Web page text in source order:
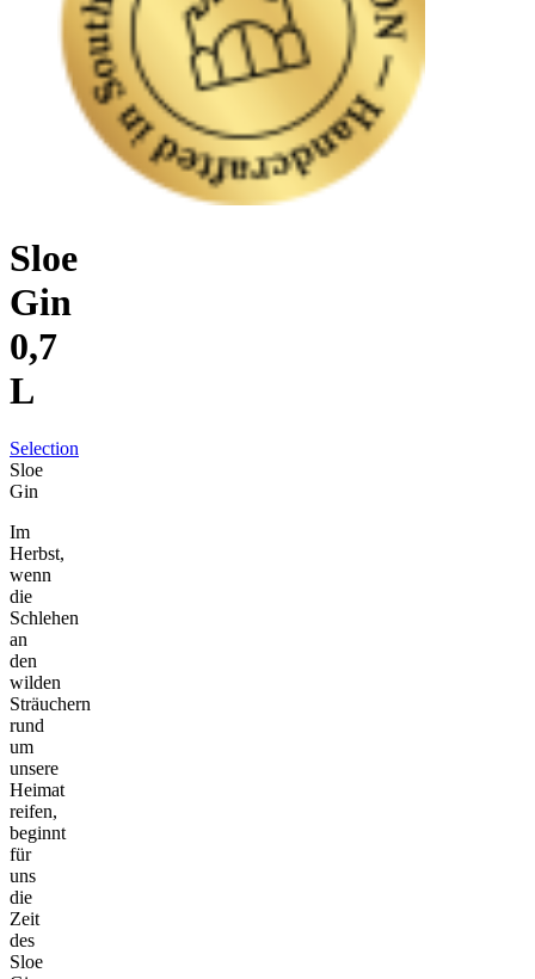
Sloe
Gin
0,7
L
Selection
Sloe
Gin
Im
Herbst,
wenn
die
Schlehen
an
den
wilden
Sträuchern
rund
um
unsere
Heimat
reifen,
beginnt
für
uns
die
Zeit
des
Sloe